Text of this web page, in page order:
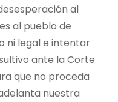
al
al pueblo de
ni legal e intentar
ante la Corte
que no proceda
nuestra